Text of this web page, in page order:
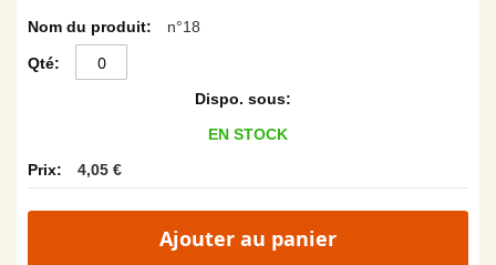
n°18
EN STOCK
4,05 €
Ajouter au panier